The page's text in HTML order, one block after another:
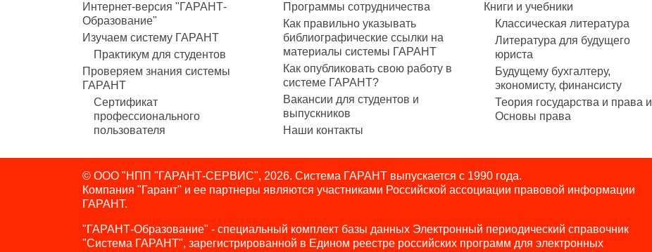
Интернет-версия "ГАРАНТ-
Образование"
Изучаем систему ГАРАНТ
Практикум для студентов
Проверяем знания системы
ГАРАНТ
Сертификат
профессионального
пользователя
Программы сотрудничества
Как правильно указывать
библиографические ссылки на
материалы системы ГАРАНТ
Как опубликовать свою работу в
системе ГАРАНТ?
Вакансии для студентов и
выпускников
Наши контакты
Книги и учебники
Классическая литература
Литература для будущего
юриста
Будущему бухгалтеру,
экономисту, финансисту
Теория государства и права и
Основы права
© ООО "НПП "ГАРАНТ-СЕРВИС", 2026. Система ГАРАНТ выпускается с 1990 года.
Компания "Гарант" и ее партнеры являются участниками Российской ассоциации правовой информации
ГАРАНТ.
"ГАРАНТ-Образование" - специальный комплект базы данных Электронный периодический справочник
"Система ГАРАНТ", зарегистрированной в Едином реестре российских программ для электронных